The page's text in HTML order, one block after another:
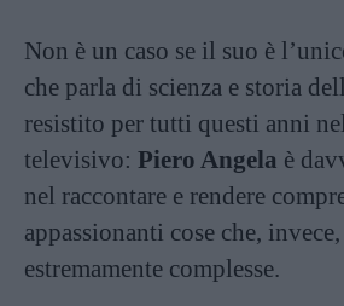
Non è un caso se il suo è
che parla di scienza e storia
resistito per tutti questi anni
televisivo: Piero Angela è
nel raccontare e rendere
appassionanti cose che,
estremamente complesse.